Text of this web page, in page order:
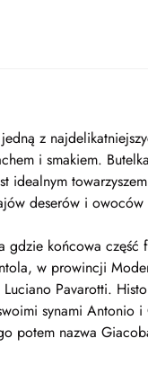
z
i smakiem.
idealnym
deserów i owoców
gdzie końcowa
w prowincji
Pavarotti.
synami Antonio
potem nazwa